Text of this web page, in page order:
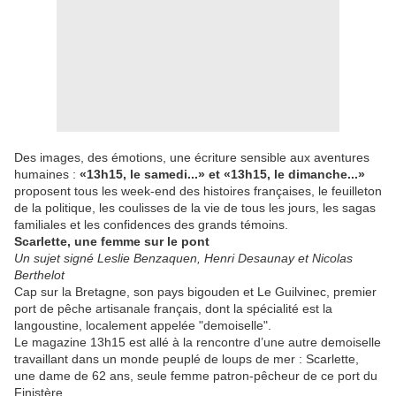
Des images, des émotions, une écriture sensible aux aventures
humaines : «13h15, le samedi...» et «13h15, le dimanche...»
proposent tous les week-end des histoires françaises, le feuilleton
de la politique, les coulisses de la vie de tous les jours, les sagas
familiales et les confidences des grands témoins.
Scarlette, une femme sur le pont
Un sujet signé Leslie Benzaquen, Henri Desaunay et Nicolas
Berthelot
Cap sur la Bretagne, son pays bigouden et Le Guilvinec, premier
port de pêche artisanale français, dont la spécialité est la
langoustine, localement appelée "demoiselle".
Le magazine 13h15 est allé à la rencontre d’une autre demoiselle
travaillant dans un monde peuplé de loups de mer : Scarlette,
une dame de 62 ans, seule femme patron-pêcheur de ce port du
Finistère.